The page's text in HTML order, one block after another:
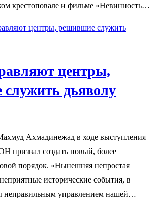
крестоповале и фильме «Невинность…
центры,
дьяволу
Ахмадинежад в ходе выступления
призвал создать новый, более
порядок. «Нынешняя непростая
исторические события, в
неправильным управлением нашей…